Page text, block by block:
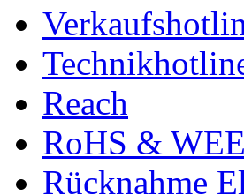
Reach
RoHS &
Rücknahme